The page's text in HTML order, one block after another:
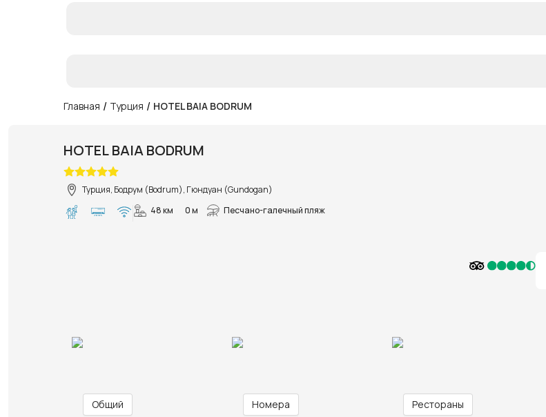
Главная / Турция / HOTEL BAIA BODRUM
HOTEL BAIA BODRUM
Турция, Бодрум (Bodrum), Гюндуан (Gundogan)
48 км
0 м Песчано-галечный пляж
Общий Номера Рестораны